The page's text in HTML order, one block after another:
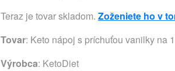
Teraz je tovar skladom. Zoženiete ho v
Tovar: Keto nápoj s príchuťou vanilky na
Výrobca: KetoDiet